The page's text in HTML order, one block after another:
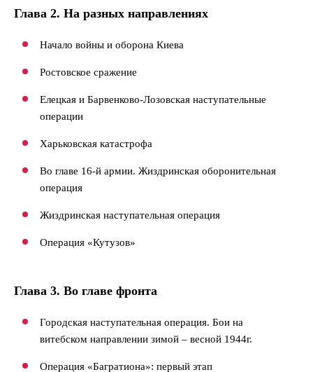
Глава 2. На разных направлениях
Начало войны и оборона Киева
Ростовское сражение
Елецкая и Барвенково-Лозовская наступательные
операции
Харьковская катастрофа
Во главе 16-й армии. Жиздринская оборонительная
операция
Жиздринская наступательная операция
Операция «Кутузов»
Глава 3. Во главе фронта
Городская наступательная операция. Бои на
витебском направлении зимой – весной 1944г.
Операция «Багратиона»: первый этап